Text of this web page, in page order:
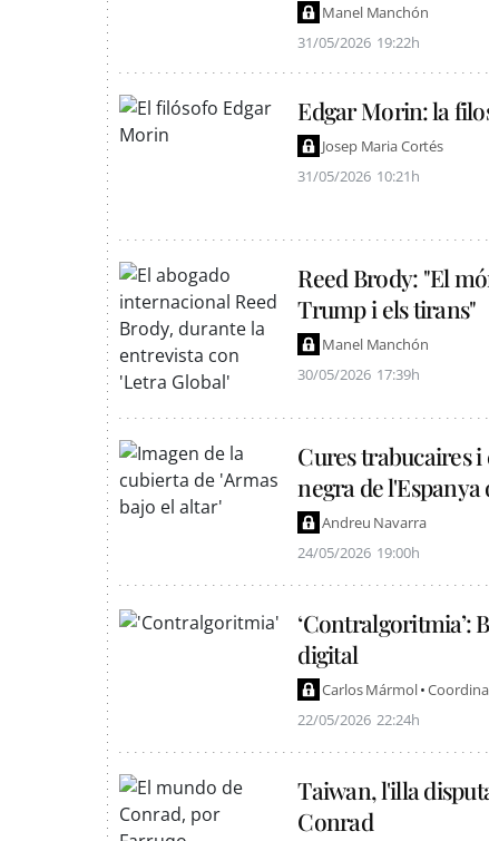
Manel Manchón
31/05/2026 19:22h
Edgar Morin: la
Josep Maria Cortés
31/05/2026 10:21h
Reed Brody: "El
Trump i els tirans"
Manel Manchón
30/05/2026 17:39h
Cures trabucaires
negra de l'Espanya
Andreu Navarra
24/05/2026 19:00h
‘Contralgoritmia’:
digital
Carlos Mármol
22/05/2026 22:24h
Taiwan, l'illa
Conrad